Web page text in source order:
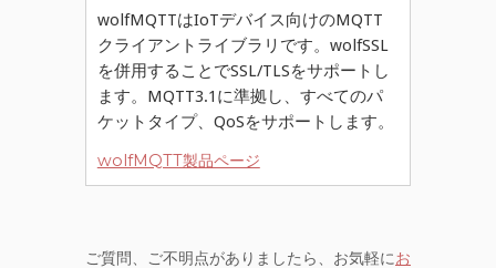
wolfMQTTはIoTデバイス向けのMQTT
クライアントライブラリです。wolfSSL
を併用することでSSL/TLSをサポートし
ます。MQTT3.1に準拠し、すべてのパ
ケットタイプ、QoSをサポートします。
wolfMQTT製品ページ
ご質問、ご不明点がありましたら、お気軽にお